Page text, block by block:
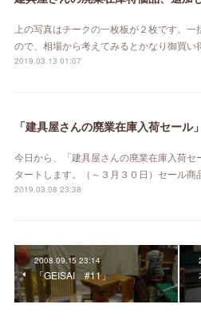
上の写真はチークの一枚板が２枚です。一
ので、相場から考えてみるとかなり御買い
2019.03.13 01:07
今日から、「建具屋さんの廃業在庫入荷セ
タートします。（～３月３０日）セール商
2019.03.08 23:38
2008.09.15 23:14
「GEISAI #11」